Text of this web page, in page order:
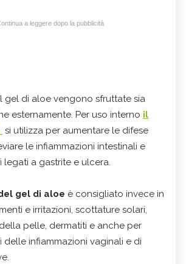
a leggere dopo la pubblicità
gel di aloe vengono sfruttate sia
esternamente. Per uso interno il
si utilizza per aumentare le difese
le infiammazioni intestinali e
legati a gastrite e ulcera.
gel di aloe è consigliato invece in
e irritazioni, scottature solari,
pelle, dermatiti e anche per
delle infiammazioni vaginali e di